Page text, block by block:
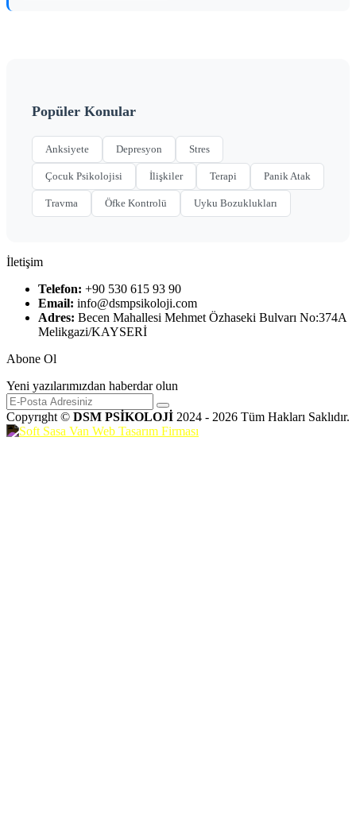
Popüler Konular
Anksiyete Depresyon Stres
Çocuk Psikolojisi İlişkiler Terapi Panik Atak
Travma Öfke Kontrolü Uyku Bozuklukları
İletişim
Telefon: +90 530 615 93 90
Email: info@dsmpsikoloji.com
Adres: Becen Mahallesi Mehmet Özhaseki Bulvarı No:374A
Melikgazi/KAYSERİ
Abone Ol
Yeni yazılarımızdan haberdar olun
Copyrıght © DSM PSİKOLOJİ 2024 - 2026 Tüm Hakları Saklıdır.